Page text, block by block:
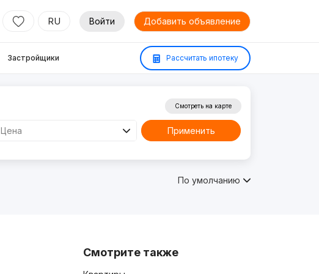
RU Войти Добавить объявление
Застройщики Рассчитать ипотеку
Цена
Смотреть на карте
Применить
По умолчанию
Смотрите также